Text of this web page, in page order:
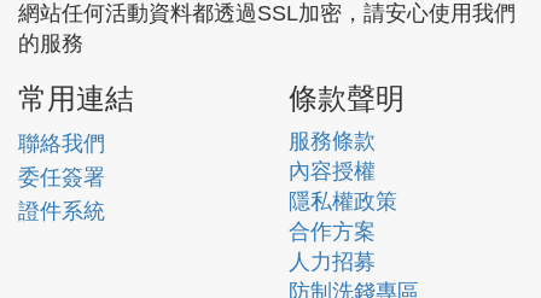
網站任何活動資料都透過SSL加密，請安心使用我們
的服務
常用連結
聯絡我們
委任簽署
證件系統
條款聲明
服務條款
內容授權
隱私權政策
合作方案
人力招募
防制洗錢專區